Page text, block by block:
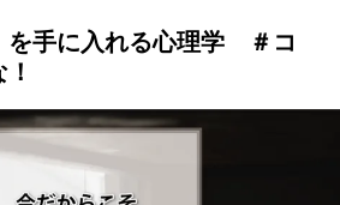
を手に入れる心理学 ＃コ